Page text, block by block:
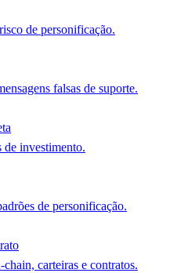
de personificação.
falsas de suporte.
de investimento.
de personificação.
carteiras e contratos.